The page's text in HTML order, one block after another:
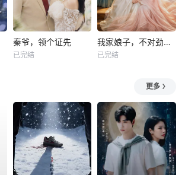
秦爷，领个证先
已完结
我家娘子，不对劲第四季
已完结
更多